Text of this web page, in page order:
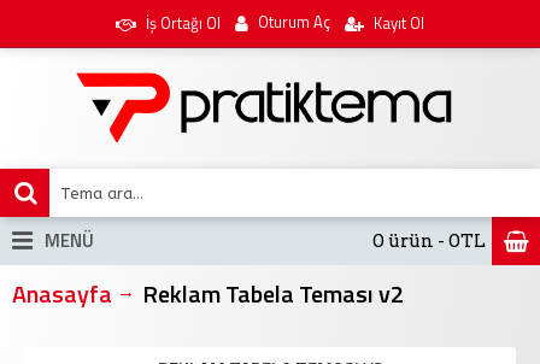
İş Ortağı Ol Oturum Aç Kayıt Ol
0 ürün - 0TL
MENÜ
Anasayfa Reklam Tabela Teması v2